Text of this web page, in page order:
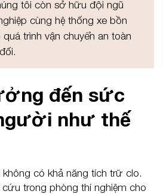
tôi còn sở hữu đội ngũ
cùng hệ thống xe bồn
trình vận chuyển an toàn
đến sức
như thế
có khả năng tích trữ clo.
cứu trong phòng thí nghiệm cho